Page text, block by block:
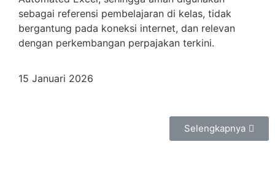
sebagai referensi pembelajaran di kelas, tidak
bergantung pada koneksi internet, dan relevan
dengan perkembangan perpajakan terkini.
15 Januari 2026
Selengkapnya